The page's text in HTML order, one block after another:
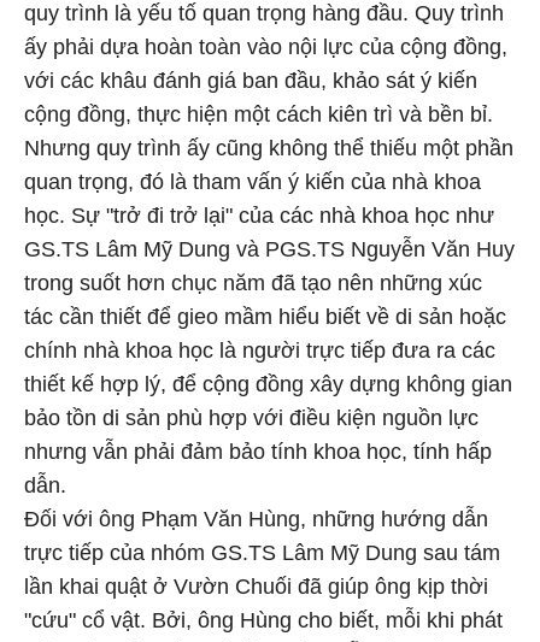
quy trình là yếu tố quan trọng hàng đầu. Quy trình
ấy phải dựa hoàn toàn vào nội lực của cộng đồng,
với các khâu đánh giá ban đầu, khảo sát ý kiến
cộng đồng, thực hiện một cách kiên trì và bền bỉ.
Nhưng quy trình ấy cũng không thể thiếu một phần
quan trọng, đó là tham vấn ý kiến của nhà khoa
học. Sự "trở đi trở lại" của các nhà khoa học như
GS.TS Lâm Mỹ Dung và PGS.TS Nguyễn Văn Huy
trong suốt hơn chục năm đã tạo nên những xúc
tác cần thiết để gieo mầm hiểu biết về di sản hoặc
chính nhà khoa học là người trực tiếp đưa ra các
thiết kế hợp lý, để cộng đồng xây dựng không gian
bảo tồn di sản phù hợp với điều kiện nguồn lực
nhưng vẫn phải đảm bảo tính khoa học, tính hấp
dẫn.
Đối với ông Phạm Văn Hùng, những hướng dẫn
trực tiếp của nhóm GS.TS Lâm Mỹ Dung sau tám
lần khai quật ở Vườn Chuối đã giúp ông kịp thời
"cứu" cổ vật. Bởi, ông Hùng cho biết, mỗi khi phát